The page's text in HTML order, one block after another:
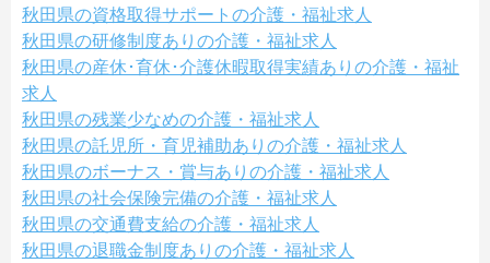
秋田県の資格取得サポートの介護・福祉求人
秋田県の研修制度ありの介護・福祉求人
秋田県の産休･育休･介護休暇取得実績ありの介護・福祉
求人
秋田県の残業少なめの介護・福祉求人
秋田県の託児所・育児補助ありの介護・福祉求人
秋田県のボーナス・賞与ありの介護・福祉求人
秋田県の社会保険完備の介護・福祉求人
秋田県の交通費支給の介護・福祉求人
秋田県の退職金制度ありの介護・福祉求人